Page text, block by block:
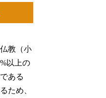
教（小
以上の
ある
ため、